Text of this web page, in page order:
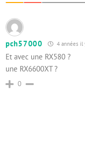
pch57000 4 années il
Et avec une RX580 ?
une RX6600XT ?
0